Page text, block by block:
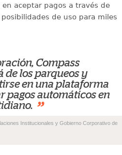
aceptar pagos a través de
de uso para miles
Compass
de los parqueos y
en una plataforma
pagos automáticos en
”
Institucionales y Gobierno Corporativo de